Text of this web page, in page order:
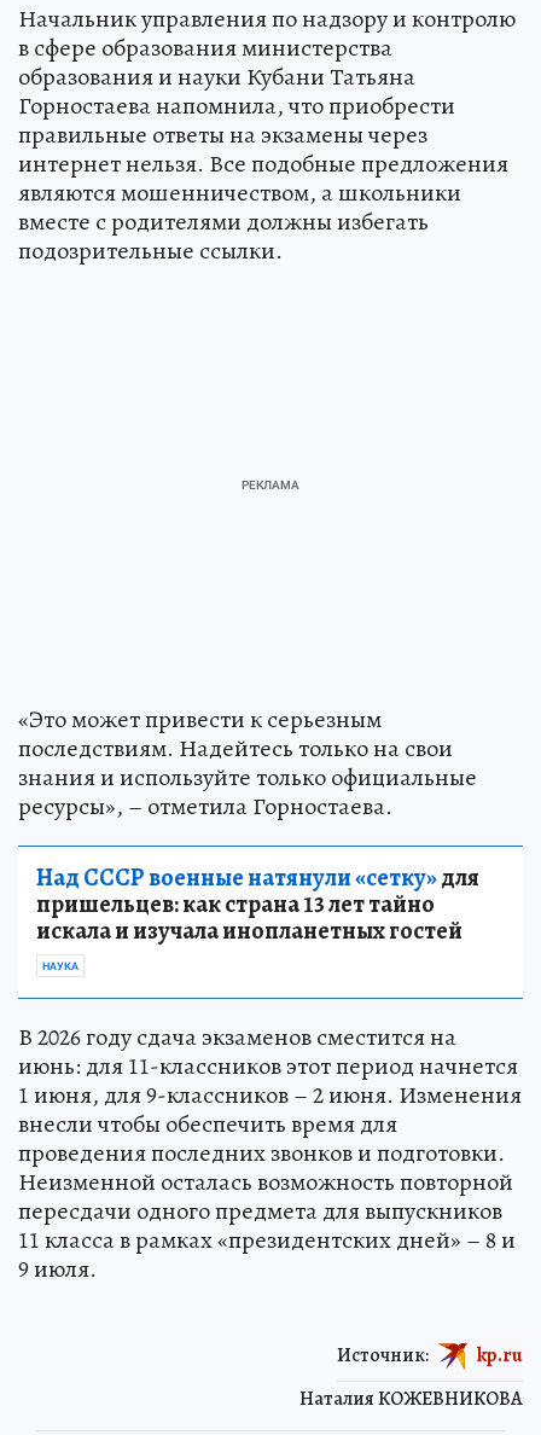
Начальник управления по надзору и контролю
в сфере образования министерства
образования и науки Кубани Татьяна
Горностаева напомнила, что приобрести
правильные ответы на экзамены через
интернет нельзя. Все подобные предложения
являются мошенничеством, а школьники
вместе с родителями должны избегать
подозрительные ссылки.
«Это может привести к серьезным
последствиям. Надейтесь только на свои
знания и используйте только официальные
ресурсы», – отметила Горностаева.
Над СССР военные натянули «сетку»для
пришельцев: как страна 13 лет тайно
искала и изучала инопланетных гостей
НАУКА
В 2026 году сдача экзаменов сместится на
июнь: для 11-классников этот период начнется
1 июня, для 9-классников – 2 июня. Изменения
внесли чтобы обеспечить время для
проведения последних звонков и подготовки.
Неизменной осталась возможность повторной
пересдачи одного предмета для выпускников
11 класса в рамках «президентских дней» – 8 и
9 июля.
Наталия КОЖЕВНИКОВА
Источник: kp.ru